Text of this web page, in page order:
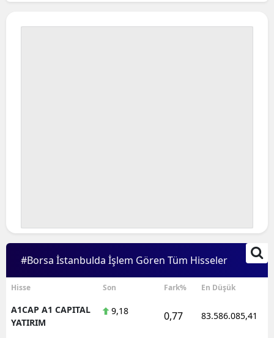
#Borsa İstanbulda İşlem Gören Tüm Hisseler
Hisse Son Fark% En Düşük
A1CAP A1 CAPITAL
YATIRIM
9,18 0,77 83.586.085,41